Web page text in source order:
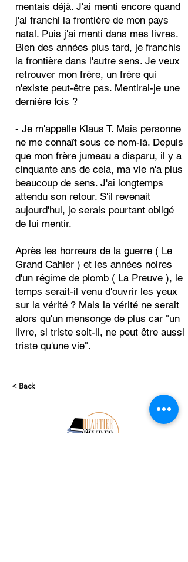
mentais déjà. J'ai menti encore quand
j'ai franchi la frontière de mon pays
natal. Puis j'ai menti dans mes livres.
Bien des années plus tard, je franchis
la frontière dans l'autre sens. Je veux
retrouver mon frère, un frère qui
n'existe peut-être pas. Mentirai-je une
dernière fois ?
- Je m'appelle Klaus T. Mais personne
ne me connaît sous ce nom-là. Depuis
que mon frère jumeau a disparu, il y a
cinquante ans de cela, ma vie n'a plus
beaucoup de sens. J'ai longtemps
attendu son retour. S'il revenait
aujourd'hui, je serais pourtant obligé
de lui mentir.
Après les horreurs de la guerre ( Le
Grand Cahier ) et les années noires
d'un régime de plomb ( La Preuve ), le
temps serait-il venu d'ouvrir les yeux
sur la vérité ? Mais la vérité ne serait
alors qu'un mensonge de plus car "un
livre, si triste soit-il, ne peut être aussi
triste qu'une vie".
< Back